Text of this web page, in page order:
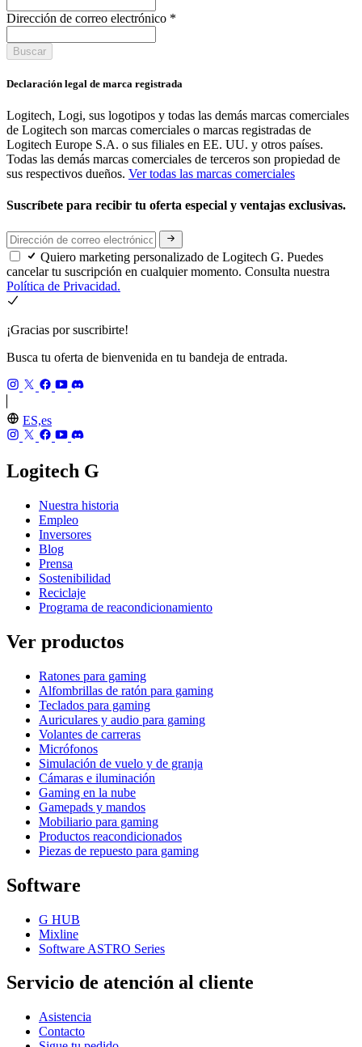
Dirección de correo electrónico *
Buscar
Declaración legal de marca registrada
Logitech, Logi, sus logotipos y todas las demás marcas comerciales
de Logitech son marcas comerciales o marcas registradas de
Logitech Europe S.A. o sus filiales en EE. UU. y otros países.
Todas las demás marcas comerciales de terceros son propiedad de
sus respectivos dueños. Ver todas las marcas comerciales
Suscríbete para recibir tu oferta especial y ventajas exclusivas.
Quiero marketing personalizado de Logitech G. Puedes
cancelar tu suscripción en cualquier momento. Consulta nuestra
Política de Privacidad.
¡Gracias por suscribirte!
Busca tu oferta de bienvenida en tu bandeja de entrada.
ES,es
Logitech G
Nuestra historia
Empleo
Inversores
Blog
Prensa
Sostenibilidad
Reciclaje
Programa de reacondicionamiento
Ver productos
Ratones para gaming
Alfombrillas de ratón para gaming
Teclados para gaming
Auriculares y audio para gaming
Volantes de carreras
Micrófonos
Simulación de vuelo y de granja
Cámaras e iluminación
Gaming en la nube
Gamepads y mandos
Mobiliario para gaming
Productos reacondicionados
Piezas de repuesto para gaming
Software
G HUB
Mixline
Software ASTRO Series
Servicio de atención al cliente
Asistencia
Contacto